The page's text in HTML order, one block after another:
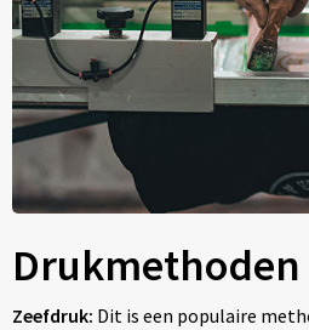
Drukmethoden
Zeefdruk: Dit is een populaire